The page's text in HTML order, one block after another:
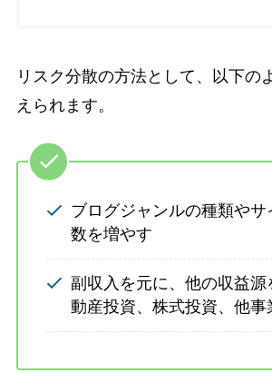
リスク分散の方法として、以下の
えられます。
ブログジャンルの種類やサ
数を増やす
副収入を元に、他の収益源
動産投資、株式投資、他事